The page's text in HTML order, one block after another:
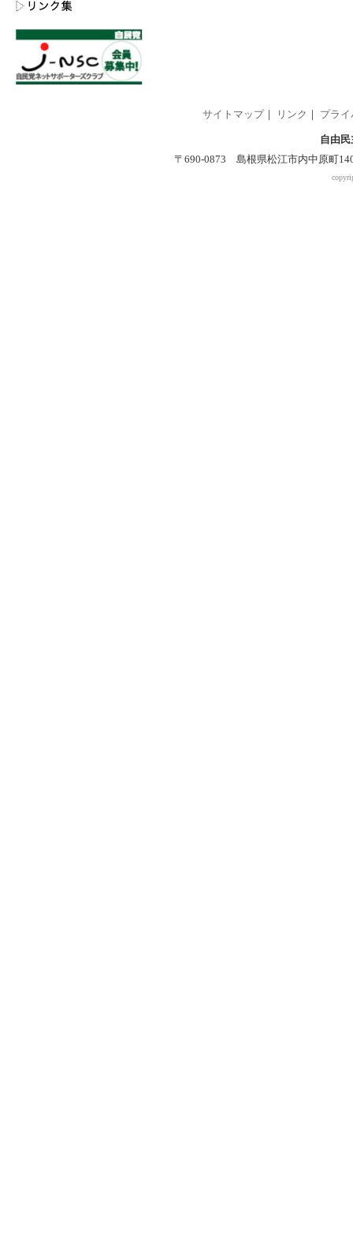
サイトマップ｜ リンク プラ
自由
〒690-0873 島根県松江市内中原町